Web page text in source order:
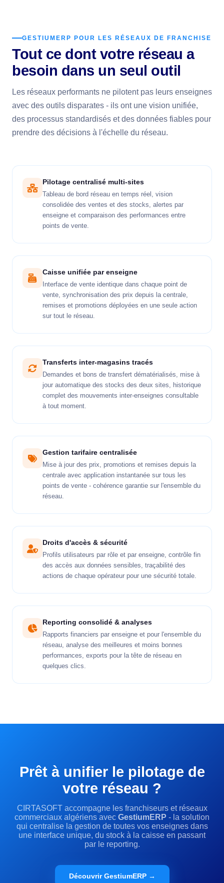
GESTIUMERP POUR LES RÉSEAUX DE FRANCHISE
Tout ce dont votre réseau a
besoin dans un seul outil
Les réseaux performants ne pilotent pas leurs enseignes
avec des outils disparates - ils ont une vision unifiée,
des processus standardisés et des données fiables pour
prendre des décisions à l'échelle du réseau.
Pilotage centralisé multi-sites
Tableau de bord réseau en temps réel, vision
consolidée des ventes et des stocks, alertes par
enseigne et comparaison des performances entre
points de vente.
Caisse unifiée par enseigne
Interface de vente identique dans chaque point de
vente, synchronisation des prix depuis la centrale,
remises et promotions déployées en une seule action
sur tout le réseau.
Transferts inter-magasins tracés
Demandes et bons de transfert dématérialisés, mise à
jour automatique des stocks des deux sites, historique
complet des mouvements inter-enseignes consultable
à tout moment.
Gestion tarifaire centralisée
Mise à jour des prix, promotions et remises depuis la
centrale avec application instantanée sur tous les
points de vente - cohérence garantie sur l'ensemble du
réseau.
Droits d'accès & sécurité
Profils utilisateurs par rôle et par enseigne, contrôle fin
des accès aux données sensibles, traçabilité des
actions de chaque opérateur pour une sécurité totale.
Reporting consolidé & analyses
Rapports financiers par enseigne et pour l'ensemble du
réseau, analyse des meilleures et moins bonnes
performances, exports pour la tête de réseau en
quelques clics.
Prêt à unifier le pilotage de
votre réseau ?
CIRTASOFT accompagne les franchiseurs et réseaux
commerciaux algériens avec GestiumERP - la solution
qui centralise la gestion de toutes vos enseignes dans
une interface unique, du stock à la caisse en passant
par le reporting.
Découvrir GestiumERP →